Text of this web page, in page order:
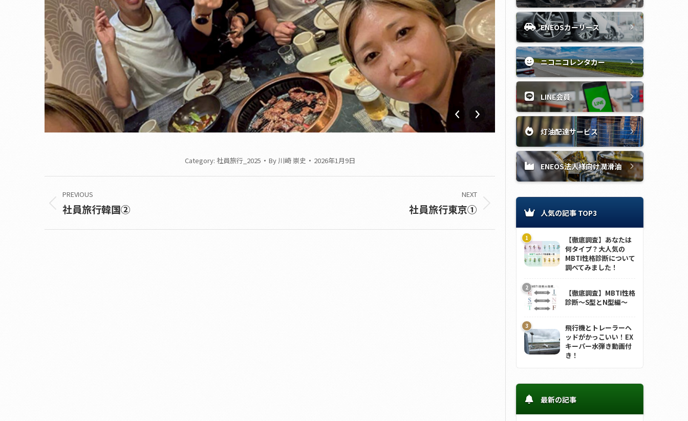
Category: 社員旅行_2025 By 川崎 崇史 2026年1月9日
navigation
PREVIOUS
Previous
社員旅行韓国②
NEXT
社員旅行東京①
ENEOSカーリース
ニコニコレンタカー
LINE会員
灯油配達サービス
ENEOS法人様向け潤滑油
人気の記事 TOP3
【徹底調査】あなたは
何タイプ？大人気の
MBTI性格診断について
調べてみました！
【徹底調査】MBTI性格
診断～S型とN型編～
飛行機とトレーラーヘ
ッドがかっこいい！EX
キーパー水弾き動画付
き！
最新の記事